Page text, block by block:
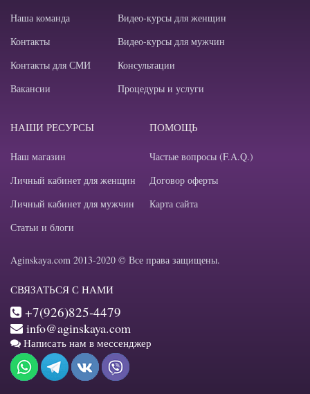
Наша команда
Контакты
Контакты для СМИ
Вакансии
Видео-курсы для женщин
Видео-курсы для мужчин
Консультации
Процедуры и услуги
НАШИ РЕСУРСЫ
Наш магазин
Личный кабинет для женщин
Личный кабинет для мужчин
Статьи и блоги
ПОМОЩЬ
Частые вопросы (F.A.Q.)
Договор оферты
Карта сайта
Aginskaya.com 2013-2020 © Все права защищены.
СВЯЗАТЬСЯ С НАМИ
+7(926)825-4479
info@aginskaya.com
Написать нам в мессенджер